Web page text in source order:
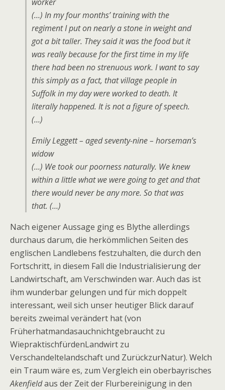
(…) In my four months’ training with the
regiment I put on nearly a stone in weight and
got a bit taller. They said it was the food but it
was really because for the first time in my life
there had been no strenuous work. I want to say
this simply as a fact, that village people in
Suffolk in my day were worked to death. It
literally happened. It is not a figure of speech.
(…)
Emily Leggett – aged seventy-nine – horseman’s
widow
(…) We took our poorness naturally. We knew
within a little what we were going to get and that
there would never be any more. So that was
that. (…)
Nach eigener Aussage ging es Blythe allerdings
durchaus darum, die herkömmlichen Seiten des
englischen Landlebens festzuhalten, die durch den
Fortschritt, in diesem Fall die Industrialisierung der
Landwirtschaft, am Verschwinden war. Auch das ist
ihm wunderbar gelungen und für mich doppelt
interessant, weil sich unser heutiger Blick darauf
bereits zweimal verändert hat (von
Früherhatmandasauchnichtgebraucht zu
WiepraktischfürdenLandwirt zu
Verschandeltelandschaft und ZurückzurNatur). Welch
ein Traum wäre es, zum Vergleich ein oberbayrisches
Akenfieldaus der Zeit der Flurbereinigung in den